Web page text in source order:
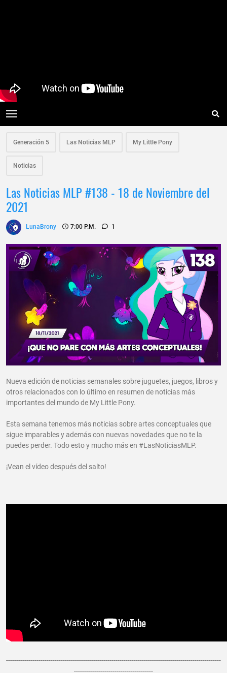
Generación 5 Las Noticias MLP My Little Pony
Noticias
Las Noticias MLP #138 - 18 de Noviembre del
2021
LunaBrony 7:00 P.m. 1
Nueva edición de noticias semanales sobre juguetes, juegos, libros y
otros relacionados con lo último en resumen de noticias más
importantes del mundo de My Little Pony.
Esta semana tenemos más noticias sobre artes conceptuales que
sigue imparables y además con nuevas novedades que no te la
puedes perder. Todo esto y mucho más en #LasNoticiasMLP.
¡Vean el vídeo después del salto!
----------------------------------------------------------------------------------------------------------
---------------------------------------